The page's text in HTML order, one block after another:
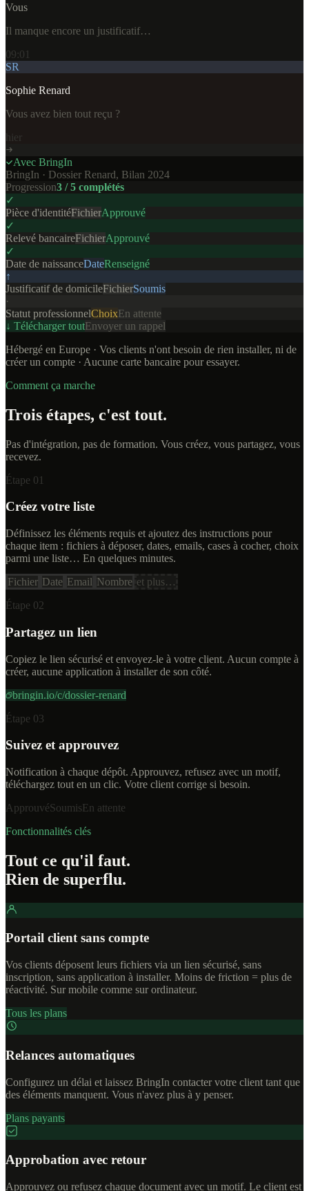
Vous
Il manque encore un justificatif…
09:01
SR
Sophie Renard
Vous avez bien tout reçu ?
hier
Avec BringIn
BringIn · Dossier Renard, Bilan 2024
Progression3 / 5 complétés
✓
Pièce d'identitéFichierApprouvé
✓
Relevé bancaireFichierApprouvé
✓
Date de naissanceDateRenseigné
↑
Justificatif de domicileFichierSoumis
·
Statut professionnelChoixEn attente
↓ Télécharger toutEnvoyer un rappel
Hébergé en Europe · Vos clients n'ont besoin de rien installer, ni de
créer un compte · Aucune carte bancaire pour essayer.
Comment ça marche
Trois étapes, c'est tout.
Pas d'intégration, pas de formation. Vous créez, vous partagez, vous
recevez.
Étape 01
Créez votre liste
Définissez les éléments requis et ajoutez des instructions pour
chaque item : fichiers à déposer, dates, emails, cases à cocher, choix
parmi une liste… En quelques minutes.
Fichier Date Email Nombre et plus…
Étape 02
Partagez un lien
Copiez le lien sécurisé et envoyez-le à votre client. Aucun compte à
créer, aucune application à installer de son côté.
bringin.io/c/dossier-renard
Étape 03
Suivez et approuvez
Notification à chaque dépôt. Approuvez, refusez avec un motif,
téléchargez tout en un clic. Votre client corrige si besoin.
ApprouvéSoumisEn attente
Fonctionnalités clés
Tout ce qu'il faut.
Rien de superflu.
Portail client sans compte
Vos clients déposent leurs fichiers via un lien sécurisé, sans
inscription, sans application à installer. Moins de friction = plus de
réactivité. Sur mobile comme sur ordinateur.
Tous les plans
Relances automatiques
Configurez un délai et laissez BringIn contacter votre client tant que
des éléments manquent. Vous n'avez plus à y penser.
Plans payants
Approbation avec retour
Approuvez ou refusez chaque document avec un motif. Le client est